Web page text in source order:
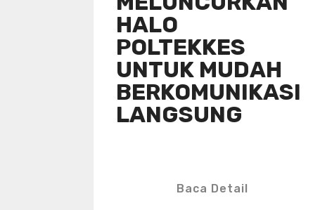
HALO
POLTEKKES
UNTUK MUDAH
BERKOMUNIKASI
LANGSUNG
Baca Detail